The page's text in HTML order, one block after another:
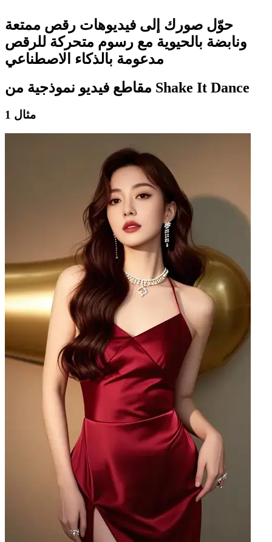
حوّل صورك إلى فيديوهات رقص ممتعة
ونابضة بالحيوية مع رسوم متحركة للرقص
مدعومة بالذكاء الاصطناعي
مقاطع فيديو نموذجية من Shake It Dance
مثال 1